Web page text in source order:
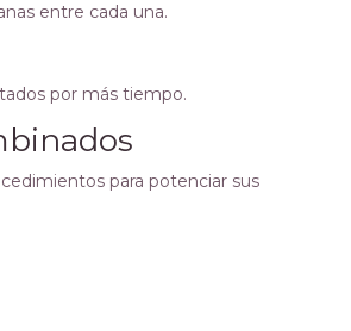
entre cada una.
por más tiempo.
para potenciar sus